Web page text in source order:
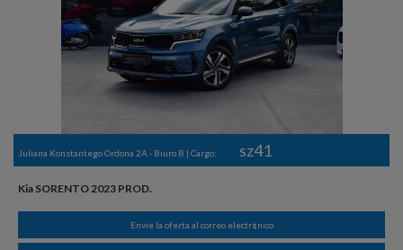
Juliana Konstantego Ordona 2A - Biuro B | Cargo: sz41
Kia SORENTO 2023 PROD.
Envie la oferta al correo electr¢nico